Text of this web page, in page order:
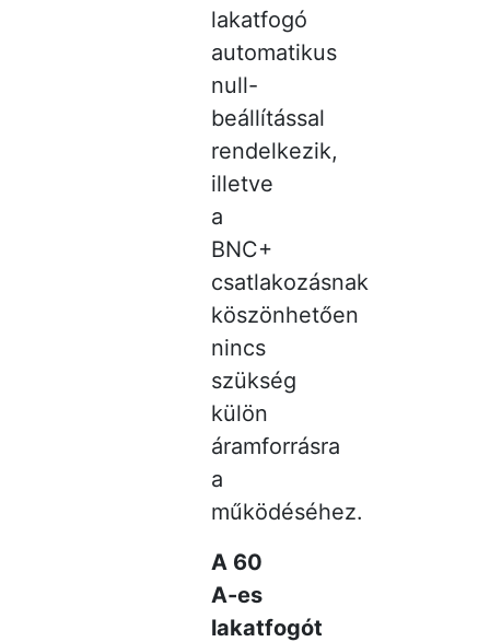
lakatfogó
automatikus
null-
beállítással
rendelkezik,
illetve
a
BNC+
csatlakozásnak
köszönhetően
nincs
szükség
külön
áramforrásra
a
működéséhez.
A 60
A-es
lakatfogót